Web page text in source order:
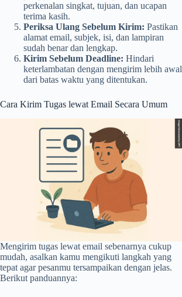
perkenalan singkat, tujuan, dan ucapan
terima kasih.
Periksa Ulang Sebelum Kirim: Pastikan
alamat email, subjek, isi, dan lampiran
sudah benar dan lengkap.
Kirim Sebelum Deadline: Hindari
keterlambatan dengan mengirim lebih awal
dari batas waktu yang ditentukan.
Cara Kirim Tugas lewat Email Secara Umum
Mengirim tugas lewat email sebenarnya cukup
mudah, asalkan kamu mengikuti langkah yang
tepat agar pesanmu tersampaikan dengan jelas.
Berikut panduannya: